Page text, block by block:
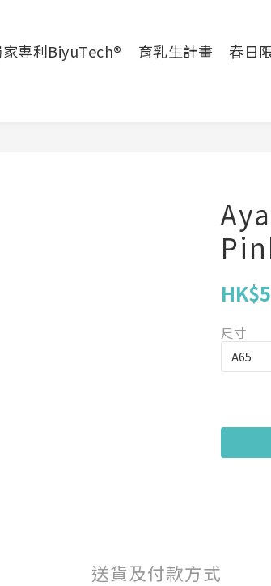
家專利BiyuTech® 育乳生計畫 春日
尺寸
送貨及付款方式